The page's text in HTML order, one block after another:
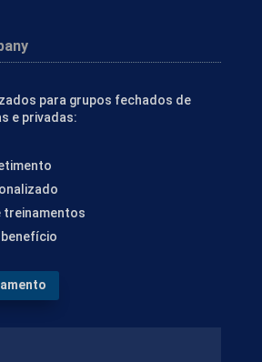
para grupos fechados de
e privadas:
treinamentos